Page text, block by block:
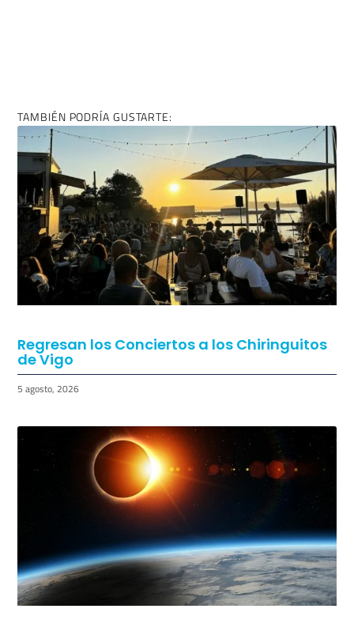
TAMBIÉN PODRÍA GUSTARTE:
Regresan los Conciertos a los Chiringuitos
de Vigo
5 agosto, 2026